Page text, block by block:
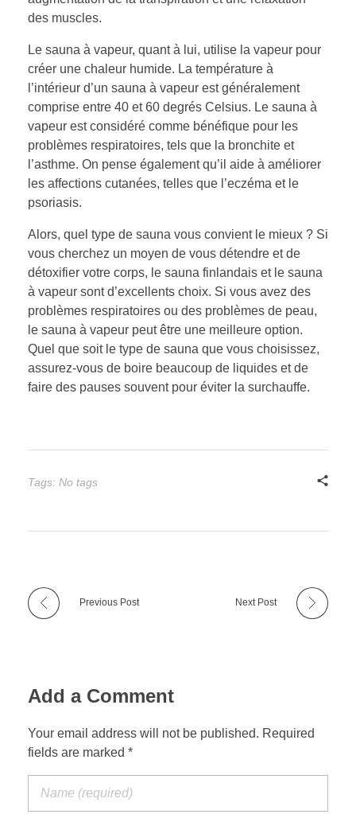
des muscles.
Le sauna à vapeur, quant à lui, utilise la vapeur pour
créer une chaleur humide. La température à
l’intérieur d’un sauna à vapeur est généralement
comprise entre 40 et 60 degrés Celsius. Le sauna à
vapeur est considéré comme bénéfique pour les
problèmes respiratoires, tels que la bronchite et
l’asthme. On pense également qu’il aide à améliorer
les affections cutanées, telles que l’eczéma et le
psoriasis.
Alors, quel type de sauna vous convient le mieux ? Si
vous cherchez un moyen de vous détendre et de
détoxifier votre corps, le sauna finlandais et le sauna
à vapeur sont d’excellents choix. Si vous avez des
problèmes respiratoires ou des problèmes de peau,
le sauna à vapeur peut être une meilleure option.
Quel que soit le type de sauna que vous choisissez,
assurez-vous de boire beaucoup de liquides et de
faire des pauses souvent pour éviter la surchauffe.
Tags: No tags
Previous Post Next Post
Add a Comment
Your email address will not be published. Required
fields are marked *